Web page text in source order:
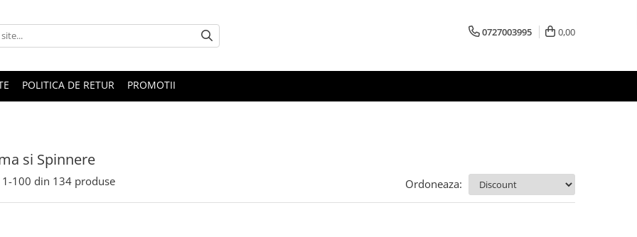
0727003995 0,00
POLITICA DE RETUR PROMOTII
si Spinnere
1-100 din 134 produse Ordoneaza: